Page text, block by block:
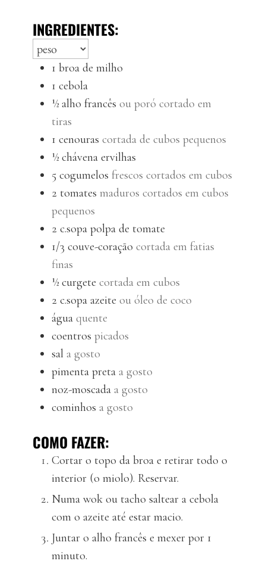
INGREDIENTES:
1 broa de milho
1 cebola
½ alho francês ou poró cortado em
tiras
1 cenouras cortada de cubos pequenos
½ chávena ervilhas
5 cogumelos frescos cortados em cubos
2 tomates maduros cortados em cubos
pequenos
2 c.sopa polpa de tomate
1/3 couve-coração cortada em fatias
finas
½ curgete cortada em cubos
2 c.sopa azeite ou óleo de coco
água quente
coentros picados
sal a gosto
pimenta preta a gosto
noz-moscada a gosto
cominhos a gosto
COMO FAZER:
Cortar o topo da broa e retirar todo o
interior (o miolo). Reservar.
Numa wok ou tacho saltear a cebola
com o azeite até estar macio.
Juntar o alho francês e mexer por 1
minuto.